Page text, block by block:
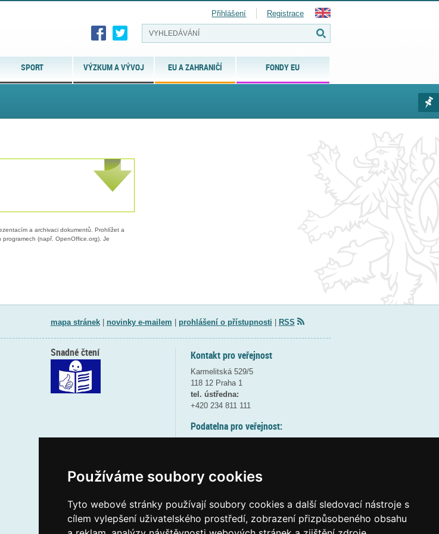
Používáme soubory cookies
Tyto webové stránky používají soubory cookies a další sledovací nástroje s
cílem vylepšení uživatelského prostředí, zobrazení přizpůsobeného obsahu
SPORT VÝZKUM A VÝVOJ EU A ZAHRANIČÍ FONDY EU
Přihlášení Registrace
a archivaci dokumentů. Prohlížet a
(např. OpenOffice.org). Je
mapa stránek| novinky e-mailem prohlášení o přístupnosti RSS
Kontakt pro veřejnost
Karmelitská 529/5
118 12 Praha 1
tel. ústředna:
+420 234 811 111
Podatelna pro veřejnost:
(více informací
Elektronická podatelna:
Snadné čtení